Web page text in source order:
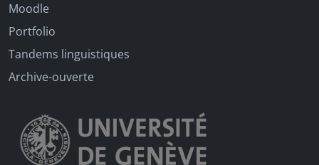
Moodle
Portfolio
Tandems linguistiques
Archive-ouverte